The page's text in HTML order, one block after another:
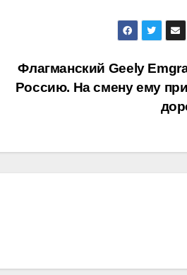
Флагманский Geely
Россию. На смену ему